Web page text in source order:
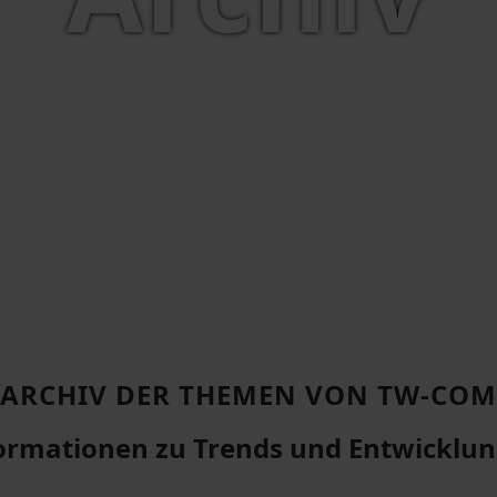
ARCHIV DER THEMEN VON TW-COM
zu Trends und